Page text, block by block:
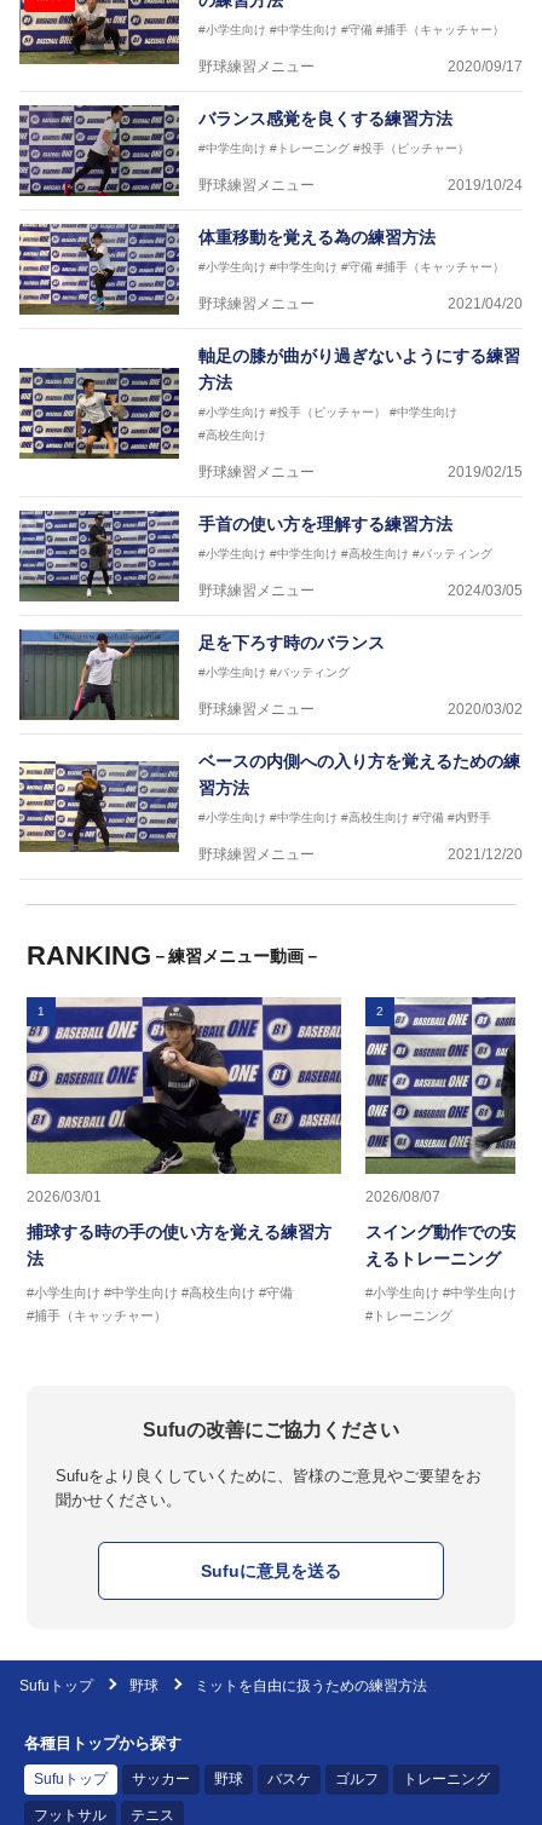
#小学生向け #中学生向け #守備 #捕手（キャッチャー）
野球練習メニュー 2020/09/17
バランス感覚を良くする練習方法
#中学生向け #トレーニング #投手（ピッチャー）
野球練習メニュー 2019/10/24
体重移動を覚える為の練習方法
#小学生向け #中学生向け #守備 #捕手（キャッチャー）
野球練習メニュー 2021/04/20
軸足の膝が曲がり過ぎないようにする練習
方法
#小学生向け #投手（ピッチャー）
#中学生向け
#高校生向け
野球練習メニュー 2019/02/15
手首の使い方を理解する練習方法
#小学生向け #中学生向け #高校生向け #バッティング
野球練習メニュー 2024/03/05
足を下ろす時のバランス
#小学生向け #バッティング
野球練習メニュー 2020/03/02
ベースの内側への入り方を覚えるための練
習方法
#小学生向け #中学生向け #高校生向け #守備 #内野手
野球練習メニュー 2021/12/20
RANKING －練習メニュー動画－
1
2026/03/01
捕球する時の手の使い方を覚える練習方
法
#小学生向け #中学生向け #高校生向け #守備
#捕手（キャッチャー）
2
2026/08/07
スイング動作での安定
えるトレーニング
#小学生向け #中学生向け
#トレーニング
Sufuの改善にご協力ください
Sufuをより良くしていくために、皆様のご意見やご要望をお
聞かせください。
Sufuに意見を送る
Sufuトップ 野球 ミットを自由に扱うための練習方法
各種目トップから探す
Sufuトップ サッカー 野球 バスケ ゴルフ トレーニング
フットサル テニス